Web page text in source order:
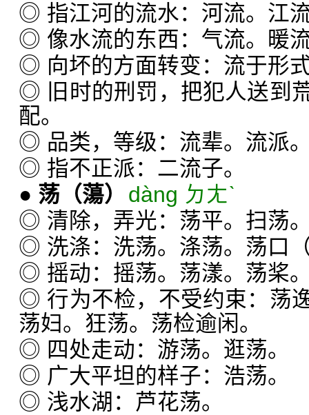
◎ 指江河的流水：河流。江
◎ 像水流的东西：气流。暖
◎ 向坏的方面转变：流于形
◎ 旧时的刑罚，把犯人送到
配。
◎ 品类，等级：流辈。流派
◎ 指不正派：二流子。
● 荡 （蕩）
dàng ㄉㄤˋ
◎ 清除，弄光：荡平。扫荡
◎ 洗涤：洗荡。涤荡。荡口
◎ 摇动：摇荡。荡漾。荡桨
◎ 行为不检，不受约束：荡
荡妇。狂荡。荡检逾闲。
◎ 四处走动：游荡。逛荡。
◎ 广大平坦的样子：浩荡。
◎ 浅水湖：芦花荡。